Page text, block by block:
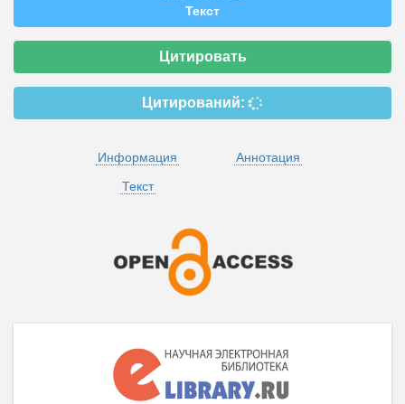
Текст
Цитировать
Цитирований:
Информация
Аннотация
Текст